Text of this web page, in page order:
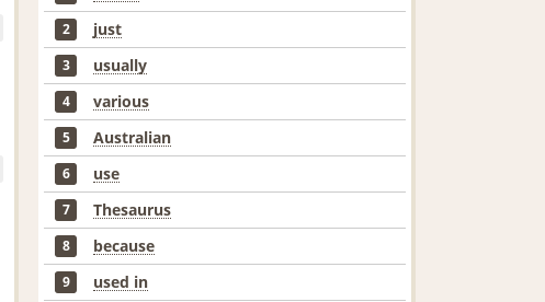
2 just
3 usually
4 various
5 Australian
6 use
7 Thesaurus
8 because
9 used in